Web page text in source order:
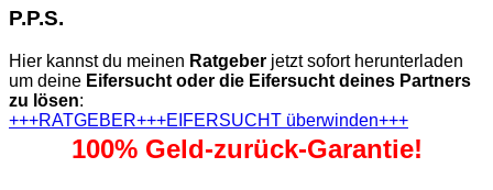
P.P.S.
Hier kannst du meinen Ratgeber jetzt sofort herunterladen
um deine Eifersucht oder die Eifersucht deines Partners
zu lösen:
+++RATGEBER+++EIFERSUCHT überwinden+++
100% Geld-zurück-Garantie!